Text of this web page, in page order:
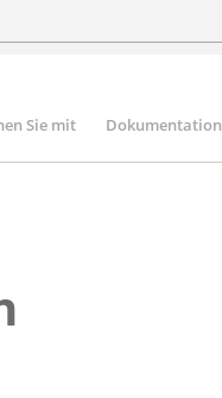
Sie mit Dokumentation